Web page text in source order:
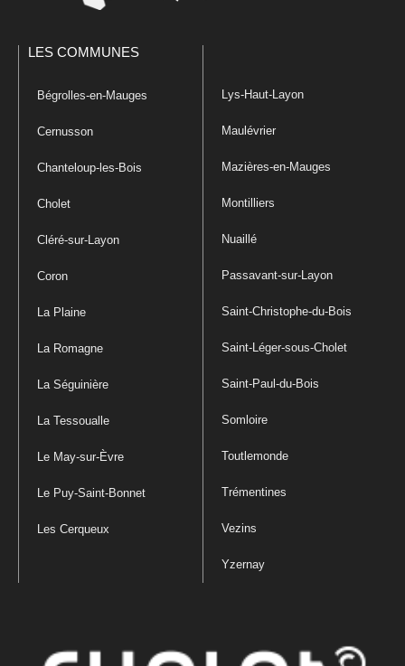
LES COMMUNES
Bégrolles-en-Mauges
Cernusson
Chanteloup-les-Bois
Cholet
Cléré-sur-Layon
Coron
La Plaine
La Romagne
La Séguinière
La Tessoualle
Le May-sur-Èvre
Le Puy-Saint-Bonnet
Les Cerqueux
Lys-Haut-Layon
Maulévrier
Mazières-en-Mauges
Montilliers
Nuaillé
Passavant-sur-Layon
Saint-Christophe-du-Bois
Saint-Léger-sous-Cholet
Saint-Paul-du-Bois
Somloire
Toutlemonde
Trémentines
Vezins
Yzernay